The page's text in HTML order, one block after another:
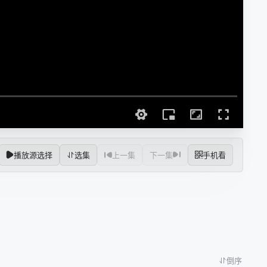
播放源选择 选集 上一集 下一集 手机看
倒序